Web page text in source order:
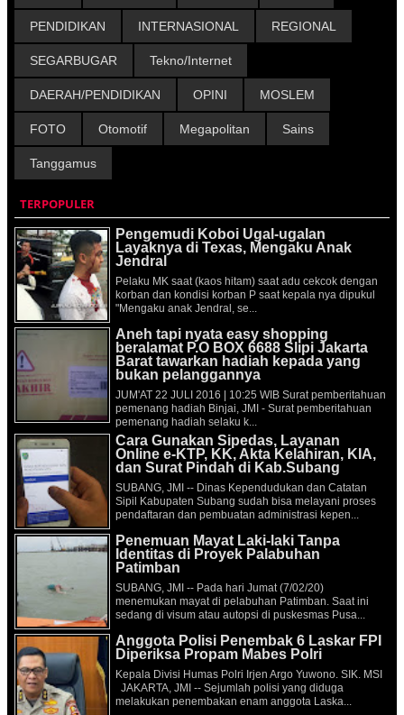
PENDIDIKAN INTERNASIONAL REGIONAL
SEGARBUGAR Tekno/Internet
DAERAH/PENDIDIKAN OPINI MOSLEM
FOTO Otomotif Megapolitan Sains
Tanggamus
TERPOPULER
Pengemudi Koboi Ugal-ugalan
Layaknya di Texas, Mengaku Anak
Jendral
Pelaku MK saat (kaos hitam) saat adu cekcok dengan
korban dan kondisi korban P saat kepala nya dipukul
"Mengaku anak Jendral, se...
Aneh tapi nyata easy shopping
beralamat P.O BOX 6688 Slipi Jakarta
Barat tawarkan hadiah kepada yang
bukan pelanggannya
JUM'AT 22 JULI 2016 | 10:25 WIB Surat pemberitahuan
pemenang hadiah Binjai, JMI - Surat pemberitahuan
pemenang hadiah selaku k...
Cara Gunakan Sipedas, Layanan
Online e-KTP, KK, Akta Kelahiran, KIA,
dan Surat Pindah di Kab.Subang
SUBANG, JMI -- Dinas Kependudukan dan Catatan
Sipil Kabupaten Subang sudah bisa melayani proses
pendaftaran dan pembuatan administrasi kepen...
Penemuan Mayat Laki-laki Tanpa
Identitas di Proyek Palabuhan
Patimban
SUBANG, JMI -- Pada hari Jumat (7/02/20)
menemukan mayat di pelabuhan Patimban. Saat ini
sedang di visum atau autopsi di puskesmas Pusa...
Anggota Polisi Penembak 6 Laskar FPI
Diperiksa Propam Mabes Polri
Kepala Divisi Humas Polri Irjen Argo Yuwono. SIK. MSI
JAKARTA, JMI -- Sejumlah polisi yang diduga
melakukan penembakan enam anggota Laska...